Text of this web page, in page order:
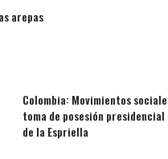
arepas
Colombia: Movimientos
toma de posesión presidencial
de la Espriella